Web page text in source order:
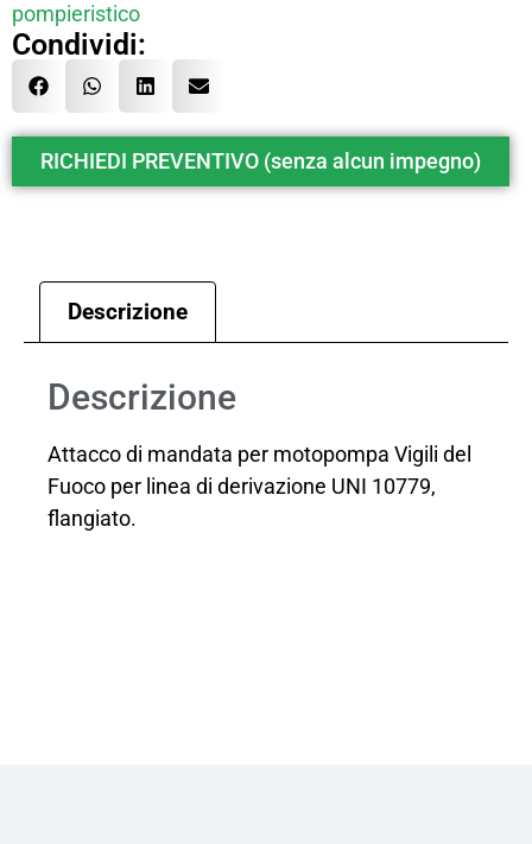
pompieristico
Condividi:
RICHIEDI PREVENTIVO (senza alcun impegno)
Descrizione
Descrizione
Attacco di mandata per motopompa Vigili del
Fuoco per linea di derivazione UNI 10779,
flangiato.